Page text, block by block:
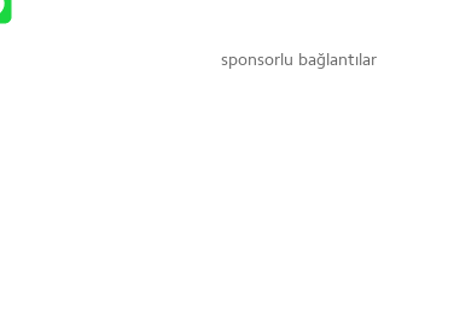
sponsorlu bağlantılar